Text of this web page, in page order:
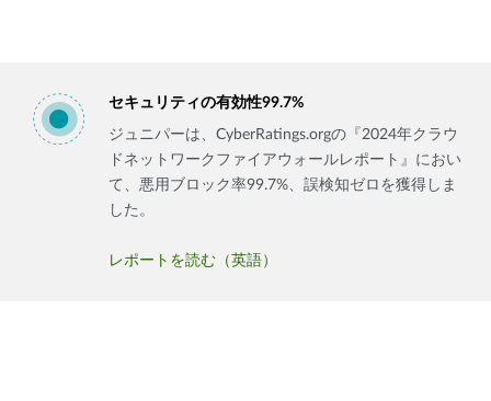
セキュリティの有効性99.7%
ジュニパーは、CyberRatings.orgの『2024年クラウ
ドネットワークファイアウォールレポート』におい
て、悪用ブロック率99.7%、誤検知ゼロを獲得しま
した。
レポートを読む（英語）